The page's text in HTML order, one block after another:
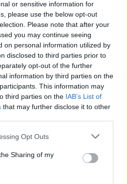
or sensitive information for
please use the below opt-out
Please note that after your
you may continue seeing
on personal information utilized by
disclosed to third parties prior to
opt-out of the further
information by third parties on the
This information may
third parties on the IAB’s List of
that may further disclose it to other
Opt Outs
Sharing of my
ad